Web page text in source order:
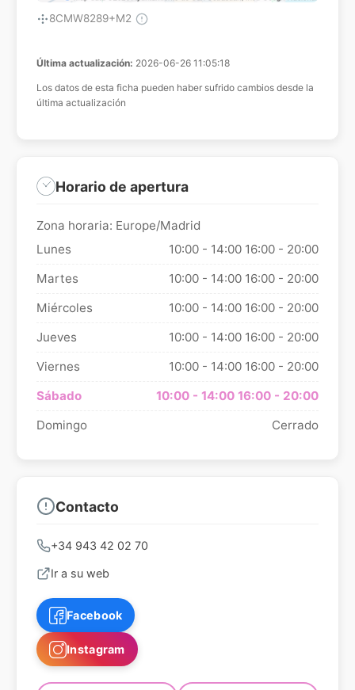
8CMW8289+M2
Última actualización: 2026-06-26 11:05:18
Los datos de esta ficha pueden haber sufrido cambios desde la
última actualización
Horario de apertura
Zona horaria: Europe/Madrid
Lunes
10:00 - 14:00 16:00 - 20:00
Martes
10:00 - 14:00 16:00 - 20:00
Miércoles
10:00 - 14:00 16:00 - 20:00
Jueves
10:00 - 14:00 16:00 - 20:00
Viernes
10:00 - 14:00 16:00 - 20:00
Sábado
10:00 - 14:00 16:00 - 20:00
Domingo
Cerrado
Contacto
+34 943 42 02 70
Ir a su web
Facebook
Instagram